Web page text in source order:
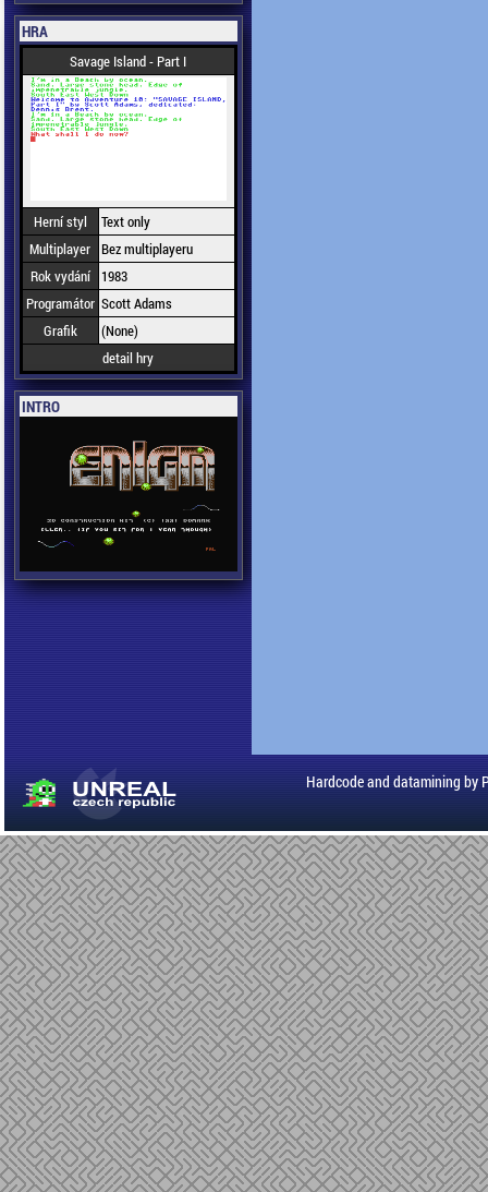
HRA
Savage Island - Part I
Herní styl
Text only
Multiplayer Bez multiplayeru
Rok vydání
1983
Programátor Scott Adams
Grafik
(None)
detail hry
INTRO
Hardcode and datamining by